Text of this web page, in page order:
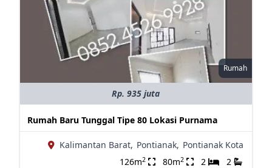
Rumah
Rp. 935 juta
Rumah Baru Tunggal Tipe 80 Lokasi Purnama
Kalimantan Barat, Pontianak, Pontianak Kota
126m2 80m2 2 2